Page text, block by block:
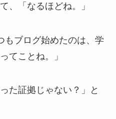
、「なるほどね。」
もブログ始めたのは、学
てことね。」
た証拠じゃない？」と